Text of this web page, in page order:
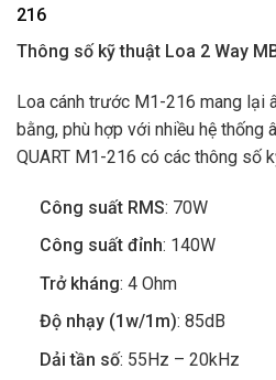
216
Thông số kỹ thuật Loa 2 Way
Loa cánh trước M1-216 mang lại
bằng, phù hợp với nhiều hệ thống
QUART M1-216 có các thông số
Công suất RMS: 70W
Công suất đỉnh: 140W
Trở kháng: 4 Ohm
Độ nhạy (1w/1m): 85dB
Dải tần số: 55Hz – 20kHz